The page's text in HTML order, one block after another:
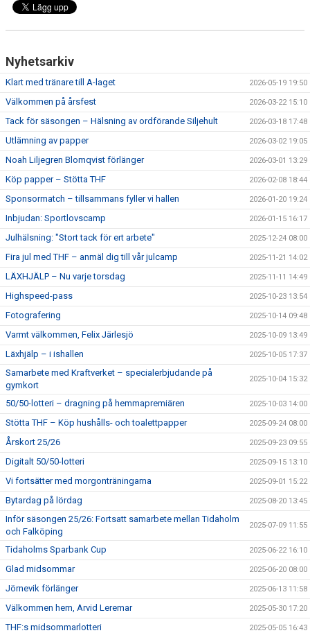
DOKUMENT
ALLMÄNHETENS ÅKNING
FÖRSÄKRING
Nyhetsarkiv
Klart med tränare till A-laget 2026-05-19 19:50
Välkommen på årsfest 2026-03-22 15:10
Tack för säsongen – Hälsning av ordförande Siljehult 2026-03-18 17:48
Utlämning av papper 2026-03-02 19:05
Noah Liljegren Blomqvist förlänger 2026-03-01 13:29
Köp papper – Stötta THF 2026-02-08 18:44
Sponsormatch – tillsammans fyller vi hallen 2026-01-20 19:24
Inbjudan: Sportlovscamp 2026-01-15 16:17
Julhälsning: "Stort tack för ert arbete" 2025-12-24 08:00
Fira jul med THF – anmäl dig till vår julcamp 2025-11-21 14:02
LÄXHJÄLP – Nu varje torsdag 2025-11-11 14:49
Highspeed-pass 2025-10-23 13:54
Fotografering 2025-10-14 09:48
Varmt välkommen, Felix Järlesjö 2025-10-09 13:49
Läxhjälp – i ishallen 2025-10-05 17:37
Samarbete med Kraftverket – specialerbjudande på
gymkort
2025-10-04 15:32
50/50-lotteri – dragning på hemmapremiären 2025-10-03 14:00
Stötta THF – Köp hushålls- och toalettpapper 2025-09-24 08:00
Årskort 25/26 2025-09-23 09:55
Digitalt 50/50-lotteri 2025-09-15 13:10
Vi fortsätter med morgonträningarna 2025-09-01 15:22
Bytardag på lördag 2025-08-20 13:45
Inför säsongen 25/26: Fortsatt samarbete mellan Tidaholm
och Falköping
2025-07-09 11:55
Tidaholms Sparbank Cup 2025-06-22 16:10
Glad midsommar 2025-06-20 08:00
Jörnevik förlänger 2025-06-13 11:58
Välkommen hem, Arvid Leremar 2025-05-30 17:20
THF:s midsommarlotteri 2025-05-05 16:43